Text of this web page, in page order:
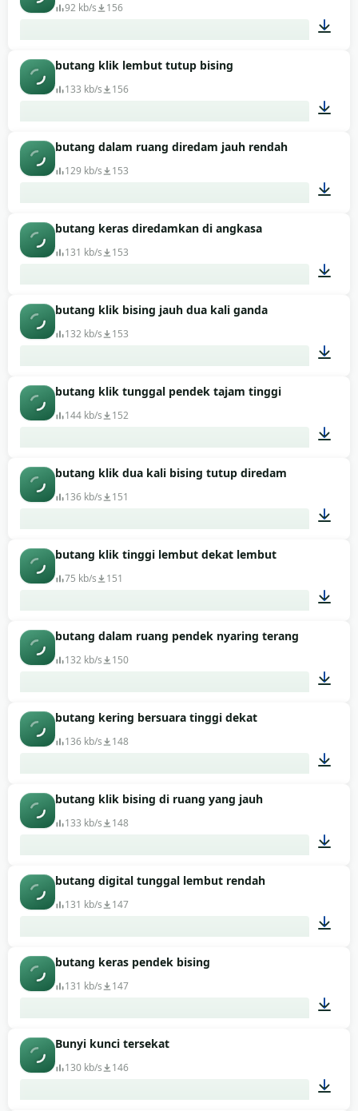
92 kb/s 156
butang klik lembut tutup bising
133 kb/s 156
butang dalam ruang diredam jauh rendah
129 kb/s 153
butang keras diredamkan di angkasa
131 kb/s 153
butang klik bising jauh dua kali ganda
132 kb/s 153
butang klik tunggal pendek tajam tinggi
144 kb/s 152
butang klik dua kali bising tutup diredam
136 kb/s 151
butang klik tinggi lembut dekat lembut
75 kb/s 151
butang dalam ruang pendek nyaring terang
132 kb/s 150
butang kering bersuara tinggi dekat
136 kb/s 148
butang klik bising di ruang yang jauh
133 kb/s 148
butang digital tunggal lembut rendah
131 kb/s 147
butang keras pendek bising
131 kb/s 147
Bunyi kunci tersekat
130 kb/s 146